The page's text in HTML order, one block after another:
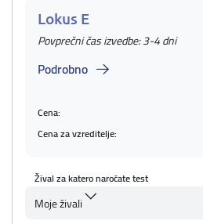
Lokus E
Povprečni čas izvedbe: 3-4 dni
Podrobno
Cena:
Cena za vzreditelje:
Žival za katero naročate test
Moje živali